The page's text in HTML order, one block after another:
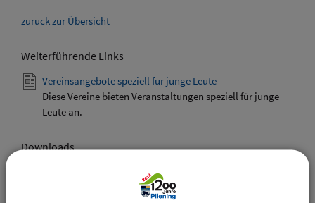
zurück zur Übersicht
Weiterführende Links
Vereinsangebote speziell für junge Leute
Diese Vereine bieten Veranstaltungen speziell für junge
Leute an.
Downloads
Den gewählten Termin als VCS-Kalenderdatei